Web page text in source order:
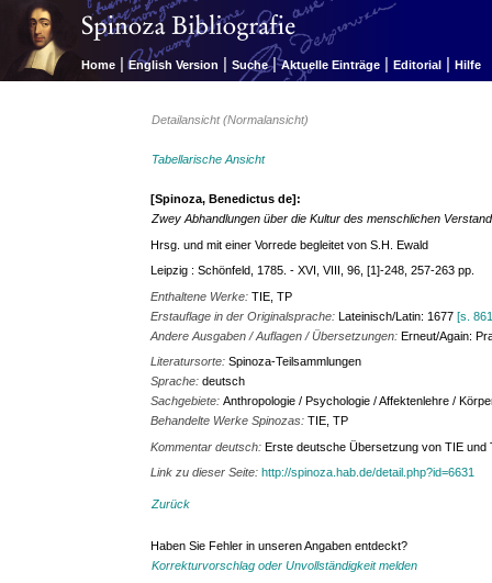
Home | English Version | Suche | Aktuelle Einträge | Editorial | Hilfe
Detailansicht (Normalansicht)
Tabellarische Ansicht
[Spinoza, Benedictus de]:
Zwey Abhandlungen über die Kultur des menschlichen
Hrsg. und mit einer Vorrede begleitet von S.H. Ewald
Leipzig : Schönfeld, 1785. - XVI, VIII, 96, [1]-248, 257-263 pp.
Enthaltene Werke:TIE, TP
Erstauflage in der Originalsprache:Lateinisch/Latin: 1677[s.
Andere Ausgaben / Auflagen / Übersetzungen:Erneut/Again:
Literatursorte:Spinoza-Teilsammlungen
Sprache:deutsch
Sachgebiete:Anthropologie / Psychologie / Affektenlehre /
Behandelte Werke Spinozas:TIE, TP
Kommentar deutsch:Erste deutsche Übersetzung von TIE und
Link zu dieser Seite:http://spinoza.hab.de/detail.php?id=6631
Zurück
Haben Sie Fehler in unseren Angaben entdeckt?
Korrekturvorschlag oder Unvollständigkeit melden